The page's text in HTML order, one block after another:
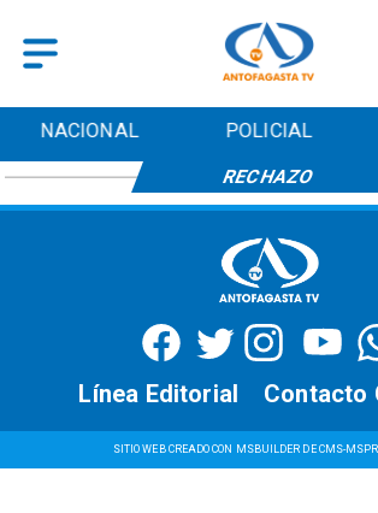
NACIONAL POLICIAL
RECHAZO
SITIO WEB CREADO CON MSBUILDER DE CMS-
Contacto
Línea Editorial